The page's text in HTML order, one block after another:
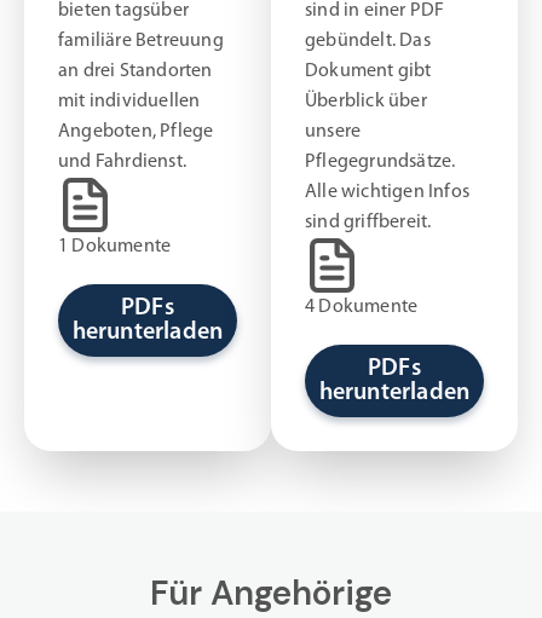
bieten tagsüber
familiäre Betreuung
an drei Standorten
mit individuellen
Angeboten, Pflege
und Fahrdienst.
1 Dokumente
PDFs
herunterladen
sind in einer PDF
gebündelt. Das
Dokument gibt
Überblick über
unsere
Pflegegrundsätze.
Alle wichtigen Infos
sind griffbereit.
4 Dokumente
PDFs
herunterladen
Für Angehörige